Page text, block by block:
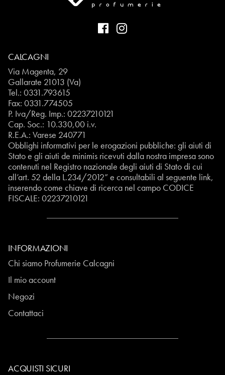
CALCAGNI
Via Magenta, 29
Gallarate 21013 (Va)
Tel.: 0331.793615
Fax: 0331.774505
P. Iva/Reg. Imp.: 02237210121
Cap. Soc.: 10.330,00 i.v.
R.E.A.: Varese 240771
Obblighi informativi per le erogazioni pubbliche: gli aiuti di
Stato e gli aiuti de minimis ricevuti dalla nostra impresa sono
contenuti nel Registro nazionale degli aiuti di Stato di cui
all’art. 52 della L.234/2012” e consultabili al seguente link,
inserendo come chiave di ricerca nel campo CODICE
FISCALE: 02237210121
INFORMAZIONI
Chi siamo Profumerie Calcagni
Il mio account
Negozi
Contattaci
ACQUISTI SICURI